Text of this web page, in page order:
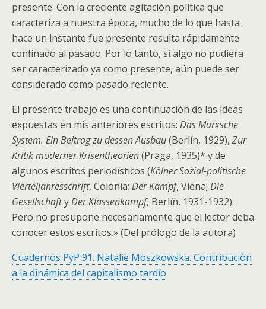
presente. Con la creciente agitación política que
caracteriza a nuestra época, mucho de lo que hasta
hace un instante fue presente resulta rápidamente
confinado al pasado. Por lo tanto, si algo no pudiera
ser caracterizado ya como presente, aún puede ser
considerado como pasado reciente.
El presente trabajo es una continuación de las ideas
expuestas en mis anteriores escritos: Das Marxsche
System. Ein Beitrag zu dessen Ausbau(Berlín, 1929), Zur
Kritik moderner Krisentheorien(Praga, 1935)* y de
algunos escritos periodísticos (Kölner Sozial-politische
Vierteljahresschrift, Colonia; Der Kampf, Viena; Die
GesellschaftyDer Klassenkampf, Berlín, 1931-1932).
Pero no presupone necesariamente que el lector deba
conocer estos escritos.» (Del prólogo de la autora)
Cuadernos PyP 91. Natalie Moszkowska. Contribución
a la dinámica del capitalismo tardío